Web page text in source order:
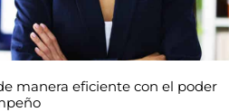
manera eficiente con el poder